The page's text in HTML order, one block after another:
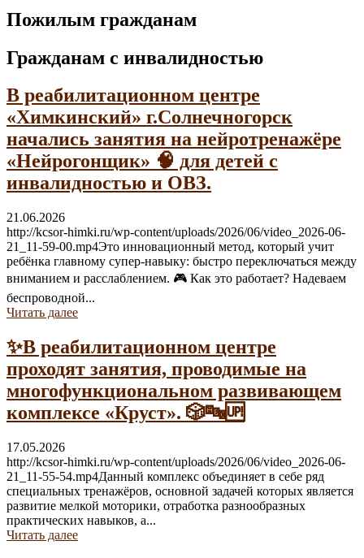
Пожилым гражданам
Гражданам с инвалидностью
В реабилитационном центре
«Химкинский» г.Солнечногорск
начались занятия на нейротренажёре
«Нейрогонщик» 🧠 для детей с
инвалидностью и ОВЗ.
21.06.2026
http://kcsor-himki.ru/wp-content/uploads/2026/06/video_2026-06-
21_11-59-00.mp4Это инновационный метод, который учит
ребёнка главному супер-навыку: быстро переключаться между
вниманием и расслаблением. 🎮 Как это работает? Надеваем
беспроводной...
Читать далее
✨В реабилитационном центре
проходят занятия, проводимые на
многофункциональном развивающем
комплексе «Круст». 🎲🔤🆙
17.05.2026
http://kcsor-himki.ru/wp-content/uploads/2026/06/video_2026-06-
21_11-55-54.mp4Данный комплекс объединяет в себе ряд
специальных тренажёров, основной задачей которых является
развитие мелкой моторики, отработка разнообразных
практических навыков, а...
Читать далее